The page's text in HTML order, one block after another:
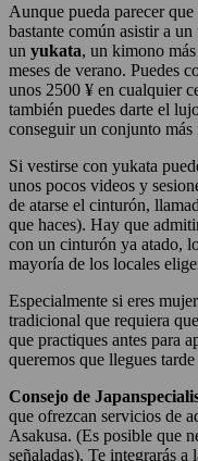
Aunque pueda parecer
bastante común asistir a
un yukata, un kimono
meses de verano. Puedes
unos 2500 ¥ en cualquier
también puedes darte el
conseguir un conjunto
Si vestirse con yukata
unos pocos videos y
de atarse el cinturón,
que haces). Hay que
con un cinturón ya atado,
mayoría de los locales
Especialmente si eres
tradicional que requiera
que practiques antes para
queremos que llegues
Consejo de
que ofrezcan servicios de
Asakusa. (Es posible que
señaladas). Te integrarás